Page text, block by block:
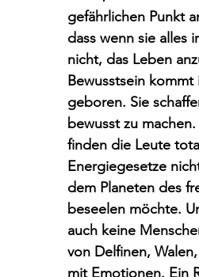
gefährlichen Punkt
dass wenn sie alles
nicht, das Leben
Bewusstsein
geboren. Sie
bewusst zu
finden die Leute
Energiegesetze
dem Planeten des
beseelen möchte.
auch keine
von Delfinen,
mit Emotionen. Ein